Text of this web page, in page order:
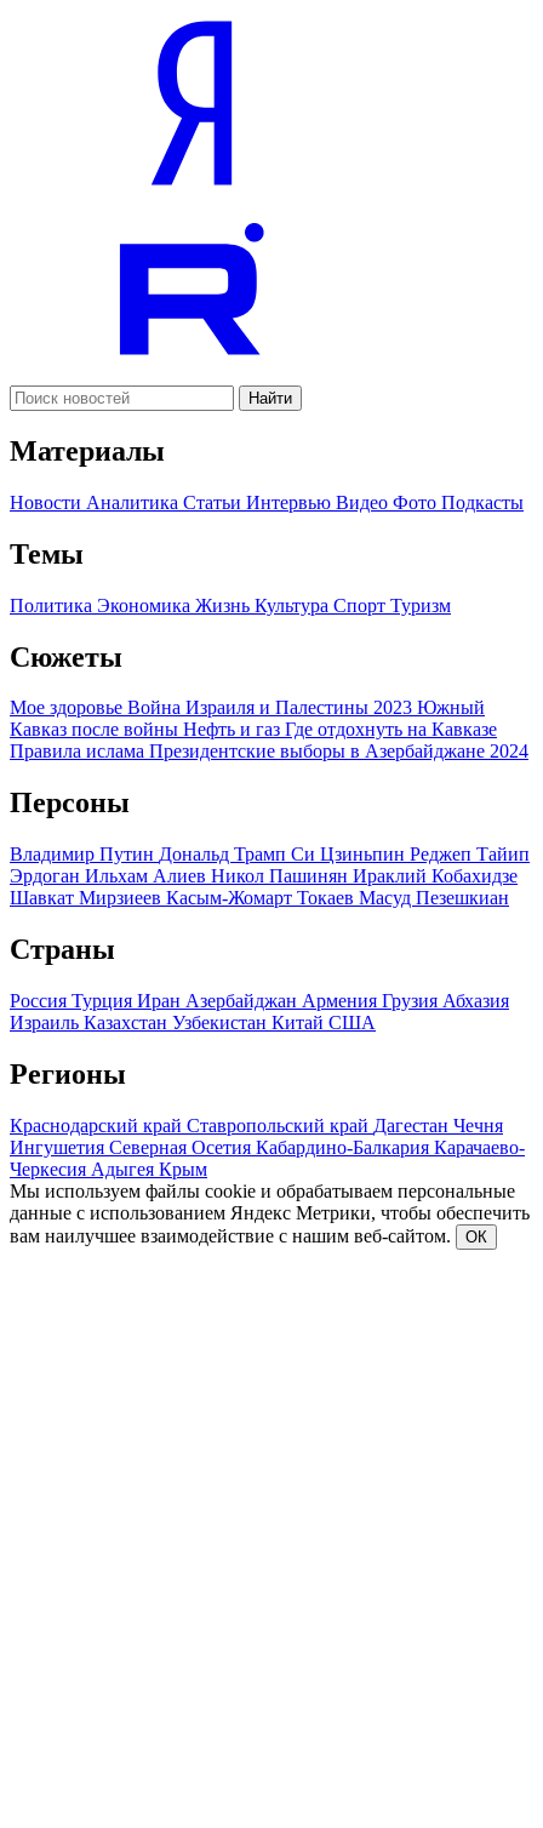
Найти
Материалы
Новости Аналитика Статьи Интервью Видео Фото Подкасты
Темы
Политика Экономика Жизнь Культура Спорт Туризм
Сюжеты
Мое здоровье Война Израиля и Палестины 2023 Южный
Кавказ после войны Нефть и газ Где отдохнуть на Кавказе
Правила ислама Президентские выборы в Азербайджане 2024
Персоны
Владимир Путин Дональд Трамп Си Цзиньпин Реджеп Тайип
Эрдоган Ильхам Алиев Никол Пашинян Ираклий Кобахидзе
Шавкат Мирзиеев Касым-Жомарт Токаев Масуд Пезешкиан
Страны
Россия Турция Иран Азербайджан Армения Грузия Абхазия
Израиль Казахстан Узбекистан Китай США
Регионы
Краснодарский край Ставропольский край Дагестан Чечня
Ингушетия Северная Осетия Кабардино-Балкария Карачаево-
Черкесия Адыгея Крым
Мы используем файлы cookie и обрабатываем персональные
данные с использованием Яндекс Метрики, чтобы обеспечить
вам наилучшее взаимодействие с нашим веб-сайтом.
ОК